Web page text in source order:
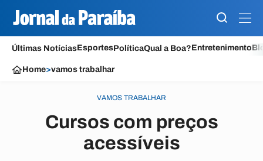
Últimas NotíciasEsportesPolíticaQual a Boa?Entretenimento
Home>vamos trabalhar
VAMOS TRABALHAR
Cursos com preços
acessíveis